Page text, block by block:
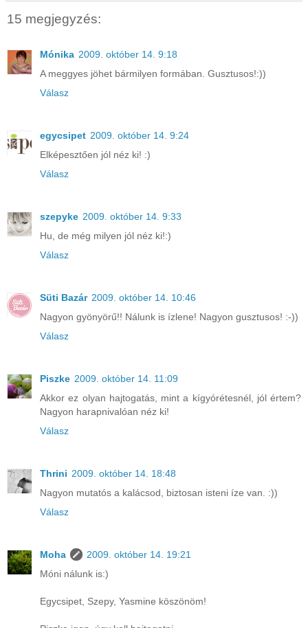
15 megjegyzés:
Mónika 2009. október 14. 9:18
A meggyes jöhet bármilyen formában. Gusztusos!:))
Válasz
egycsipet 2009. október 14. 9:24
Elképesztően jól néz ki! :)
Válasz
szepyke 2009. október 14. 9:33
Hu, de még milyen jól néz ki!:)
Válasz
Süti Bazár 2009. október 14. 10:46
Nagyon gyönyörű!! Nálunk is ízlene! Nagyon gusztusos! :-))
Válasz
Piszke 2009. október 14. 11:09
Akkor ez olyan hajtogatás, mint a kígyórétesnél, jól értem?
Nagyon harapnivalóan néz ki!
Válasz
Thrini 2009. október 14. 18:48
Nagyon mutatós a kalácsod, biztosan isteni íze van. :))
Válasz
Moha
2009. október 14. 19:21
Móni nálunk is:)
Egycsipet, Szepy, Yasmine köszönöm!